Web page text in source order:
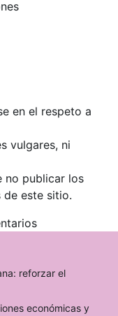
en el respeto a
vulgares, ni
no publicar los
de este sitio.
reforzar el
económicas y